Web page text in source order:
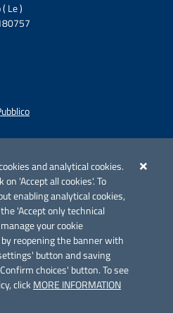
and analytical cookies.
on 'Accept all cookies'. To
enabling analytical cookies,
'Accept only technical
your cookie
reopening the banner with
button and saving
choices' button. To see
clickMORE INFORMATION
Le )